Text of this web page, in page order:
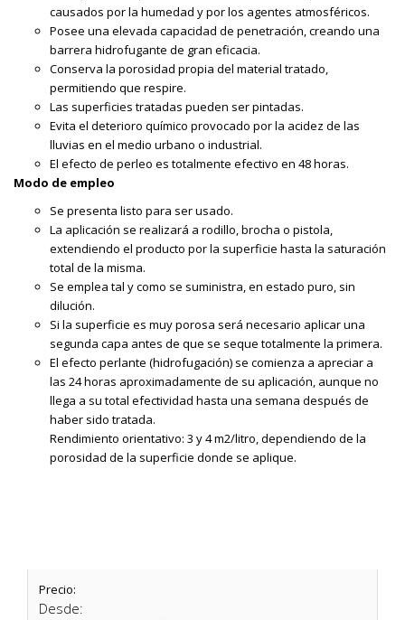
causados por la humedad y por los agentes atmosféricos.
Posee una elevada capacidad de penetración, creando una
barrera hidrofugante de gran eficacia.
Conserva la porosidad propia del material tratado,
permitiendo que respire.
Las superficies tratadas pueden ser pintadas.
Evita el deterioro químico provocado por la acidez de las
lluvias en el medio urbano o industrial.
El efecto de perleo es totalmente efectivo en 48 horas.
Modo de empleo
Se presenta listo para ser usado.
La aplicación se realizará a rodillo, brocha o pistola,
extendiendo el producto por la superficie hasta la saturación
total de la misma.
Se emplea tal y como se suministra, en estado puro, sin
dilución.
Si la superficie es muy porosa será necesario aplicar una
segunda capa antes de que se seque totalmente la primera.
El efecto perlante (hidrofugación) se comienza a apreciar a
las 24 horas aproximadamente de su aplicación, aunque no
llega a su total efectividad hasta una semana después de
haber sido tratada.
Rendimiento orientativo: 3 y 4 m2/litro, dependiendo de la
porosidad de la superficie donde se aplique.
Precio:
Desde: